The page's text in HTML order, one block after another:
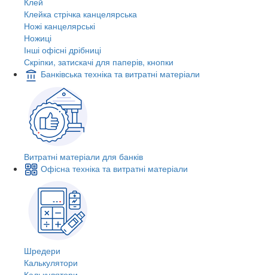
Клейка стрічка канцелярська
Ножі канцелярські
Ножиці
Інші офісні дрібниці
Скріпки, затискачі для паперів, кнопки
Банківська техніка та витратні матеріали
Витратні матеріали для банків
Офісна техніка та витратні матеріали
Шредери
Калькулятори